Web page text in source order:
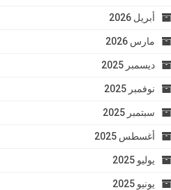
أبريل 2026
مارس 2026
ديسمبر 2025
نوفمبر 2025
سبتمبر 2025
أغسطس 2025
يوليو 2025
يونيو 2025